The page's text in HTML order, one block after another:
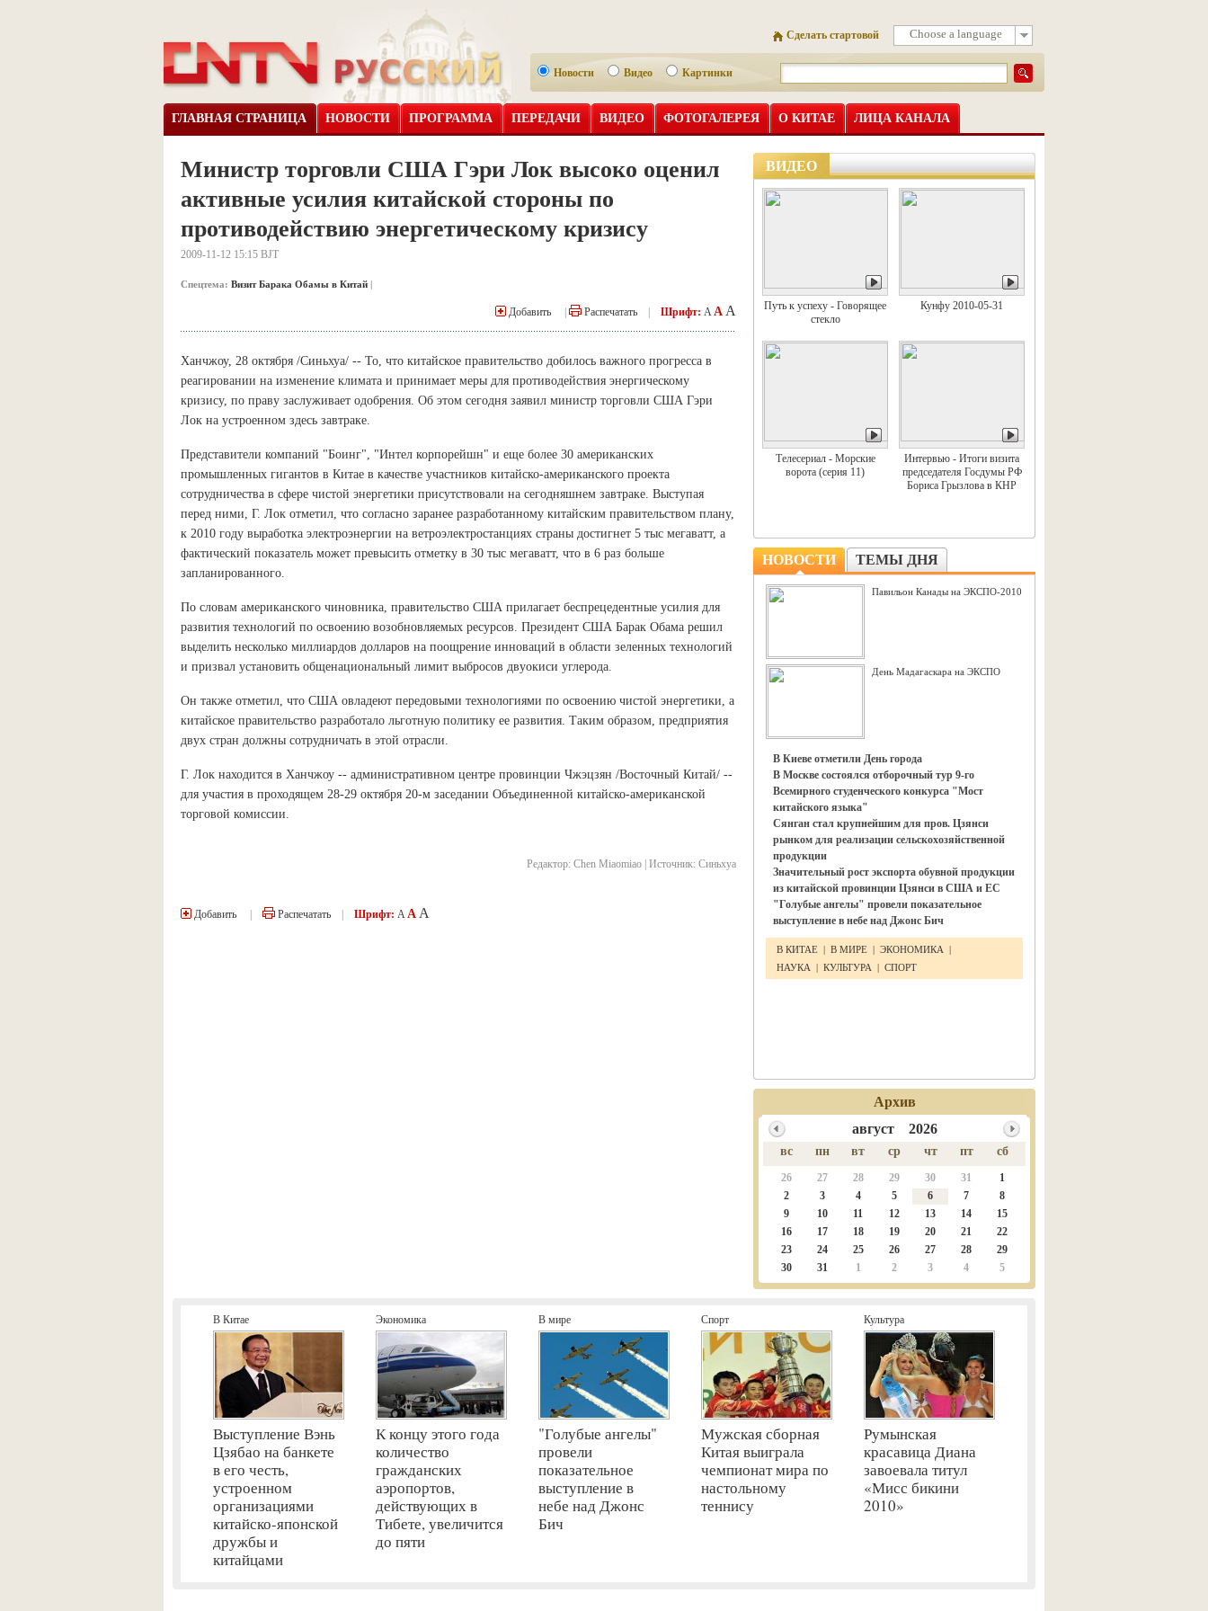
Choose a language
Сделать стартовой
Новости Видео Картинки
ГЛАВНАЯ СТРАНИЦА НОВОСТИ ПРОГРАММА ПЕРЕДАЧИ ВИДЕО ФОТОГАЛЕРЕЯ О КИТАЕ ЛИЦА КАНАЛА
Министр торговли США Гэри Лок высоко оценил
активные усилия китайской стороны по
противодействию энергетическому кризису
2009-11-12 15:15 BJT
Спецтема: Визит Барака Обамы в Китай |
Добавить Распечатать Шрифт: A A A
Ханчжоу, 28 октября /Синьхуа/ -- То, что китайское правительство добилось важного прогресса в
реагировании на изменение климата и принимает меры для противодействия энергическому
кризису, по праву заслуживает одобрения. Об этом сегодня заявил министр торговли США Гэри
Лок на устроенном здесь завтраке.
Представители компаний "Боинг", "Интел корпорейшн" и еще более 30 американских
промышленных гигантов в Китае в качестве участников китайско-американского проекта
сотрудничества в сфере чистой энергетики присутствовали на сегодняшнем завтраке. Выступая
перед ними, Г. Лок отметил, что согласно заранее разработанному китайским правительством плану,
к 2010 году выработка электроэнергии на ветроэлектростанциях страны достигнет 5 тыс мегаватт, а
фактический показатель может превысить отметку в 30 тыс мегаватт, что в 6 раз больше
запланированного.
По словам американского чиновника, правительство США прилагает беспрецедентные усилия для
развития технологий по освоению возобновляемых ресурсов. Президент США Барак Обама решил
выделить несколько миллиардов долларов на поощрение инноваций в области зеленных технологий
и призвал установить общенациональный лимит выбросов двуокиси углерода.
Он также отметил, что США овладеют передовыми технологиями по освоению чистой энергетики, а
китайское правительство разработало льготную политику ее развития. Таким образом, предприятия
двух стран должны сотрудничать в этой отрасли.
Г. Лок находится в Ханчжоу -- административном центре провинции Чжэцзян /Восточный Китай/ --
для участия в проходящем 28-29 октября 20-м заседании Объединенной китайско-американской
торговой комиссии.
Редактор: Chen Miaomiao | Источник: Синьхуа
Добавить Распечатать Шрифт: A A A
ВИДЕО
Путь к успеху - Говорящее
стекло
Кунфу 2010-05-31
Телесериал - Морские
ворота (серия 11)
Интервью - Итоги визита
председателя Госдумы РФ
Бориса Грызлова в КНР
НОВОСТИ ТЕМЫ ДНЯ
Павильон Канады на ЭКСПО-2010
День Мадагаскара на ЭКСПО
В Киеве отметили День города
В Москве состоялся отборочный тур 9-го
Всемирного студенческого конкурса "Мост
китайского языка"
Сянган стал крупнейшим для пров. Цзянси
рынком для реализации сельскохозяйственной
продукции
Значительный рост экспорта обувной продукции
из китайской провинции Цзянси в США и ЕС
"Голубые ангелы" провели показательное
выступление в небе над Джонс Бич
В КИТАЕ | В МИРЕ | ЭКОНОМИКА |
НАУКА | КУЛЬТУРА | СПОРТ
Архив
август 2026
вс пн вт ср чт пт сб
26 27 28 29 30 31
1
2
3 4 5 6 7
8
9
10 11 12 13 14
15
16
17 18 19 20 21
22
23
24 25 26 27 28
29
30
31 1 2 3 4 5
В Китае
Выступление Вэнь
Цзябао на банкете
в его честь,
устроенном
организациями
китайско-японской
дружбы и
китайцами
Экономика
К концу этого года
количество
гражданских
аэропортов,
действующих в
Тибете, увеличится
до пяти
В мире
"Голубые ангелы"
провели
показательное
выступление в
небе над Джонс
Бич
Спорт
Мужская сборная
Китая выиграла
чемпионат мира по
настольному
теннису
Культура
Румынская
красавица Диана
завоевала титул
«Мисс бикини
2010»